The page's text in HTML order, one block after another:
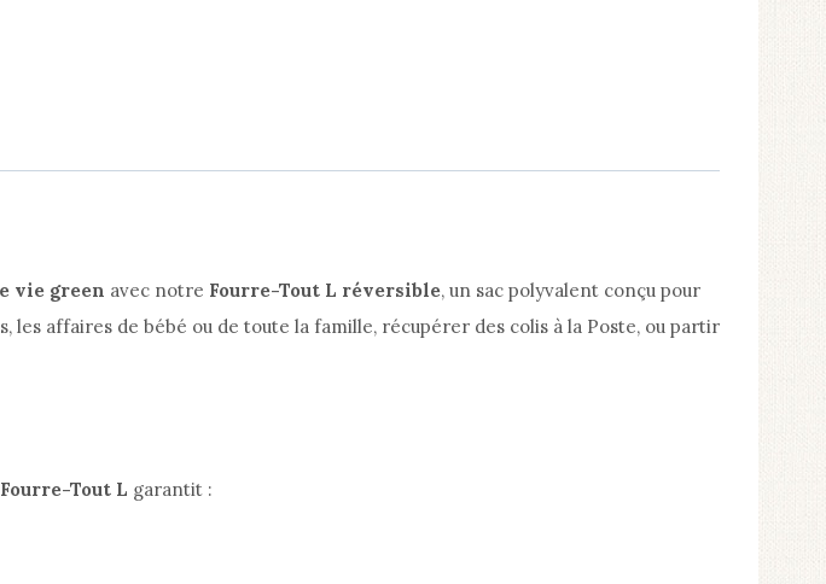
fait
vie green avec notre Fourre-Tout L réversible, un sac polyvalent conçu pour
les affaires de bébé ou de toute la famille, récupérer des colis à la Poste, ou partir
Tout L garantit :